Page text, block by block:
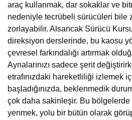
araç kullanmak, dar sokaklar ve
nedeniyle tecrübeli sürücüleri bile
zorlayabilir. Alsancak Sürücü
direksiyon derslerinde, bu kaosu
çevresel farkındalığı artırmak
Aynalarınızı sadece şerit
etrafınızdaki hareketliliği izlemek
başladığınızda, beklenmedik
çok daha sakinleşir. Bu
yenmek, yolu bir bütün olarak